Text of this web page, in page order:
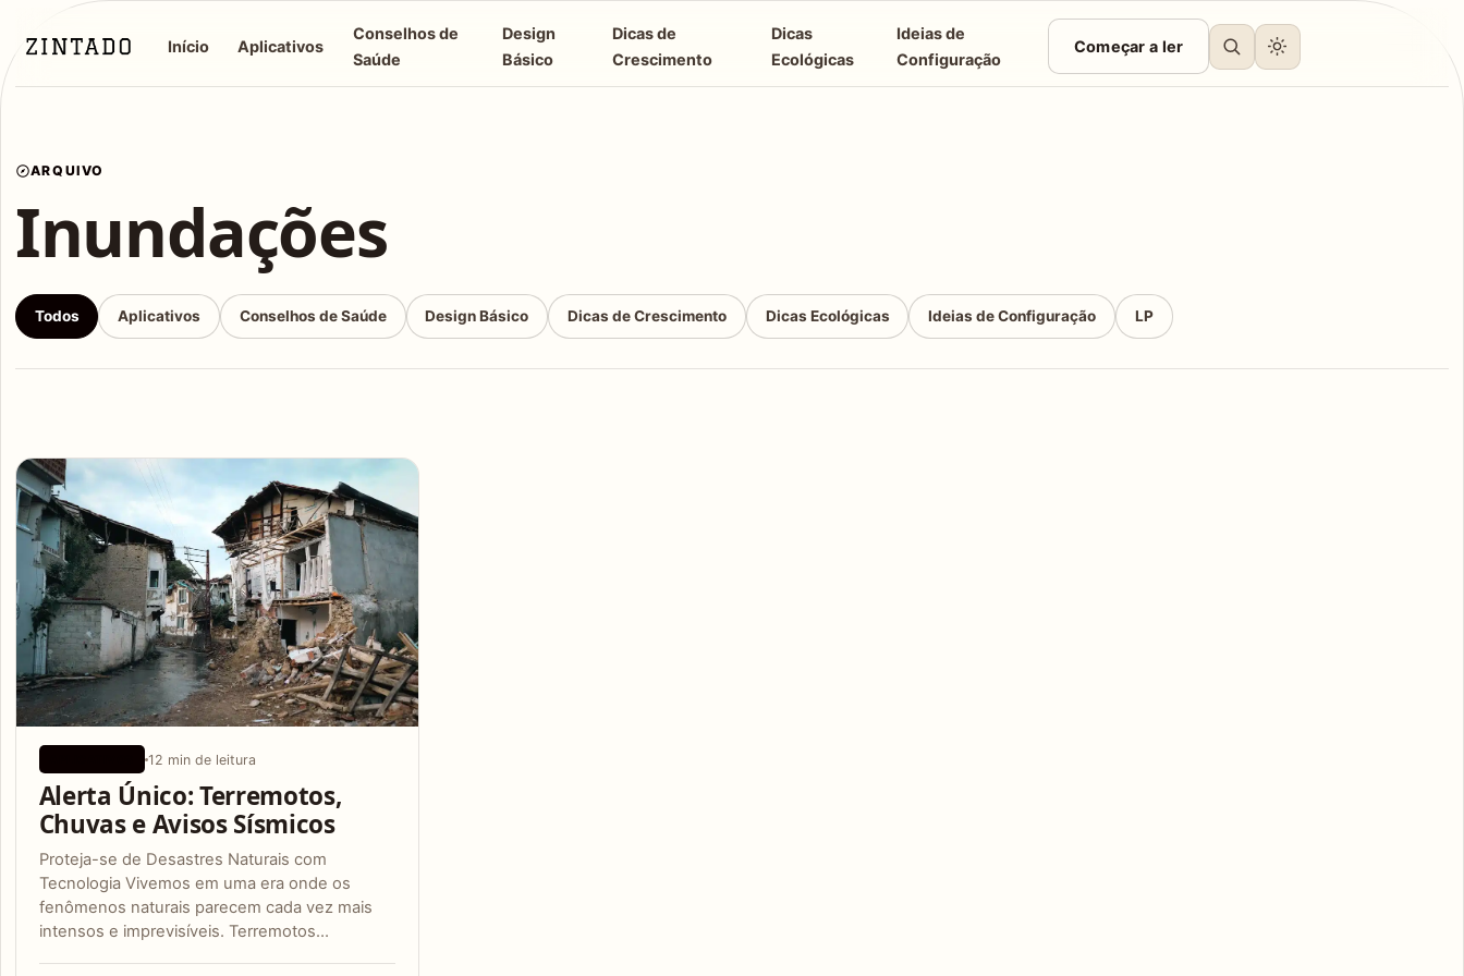
Início Aplicativos
Conselhos de
Saúde
Design
Básico
Dicas de
Crescimento
Dicas
Ecológicas
Ideias de
Configuração
Começar a ler
ARQUIVO
Inundações
Todos Aplicativos Conselhos de Saúde Design Básico Dicas de Crescimento Dicas Ecológicas Ideias de Configuração LP
Articles
12 min de leitura
Alerta Único: Terremotos,
Chuvas e Avisos Sísmicos
Proteja-se de Desastres Naturais com
Tecnologia Vivemos em uma era onde os
fenômenos naturais parecem cada vez mais
intensos e imprevisíveis. Terremotos…